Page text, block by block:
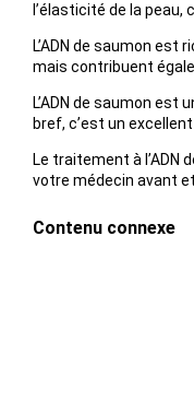
l’élasticité de la peau,
L’ADN de saumon
mais contribuent
L’ADN de saumon
bref, c’est un
Le traitement à
votre médecin avant
Contenu connexe